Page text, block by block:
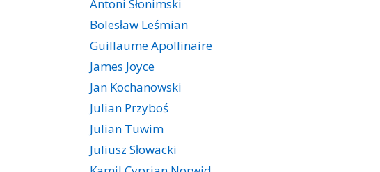
Antoni Słonimski
Bolesław Leśmian
Guillaume Apollinaire
James Joyce
Jan Kochanowski
Julian Przyboś
Julian Tuwim
Juliusz Słowacki